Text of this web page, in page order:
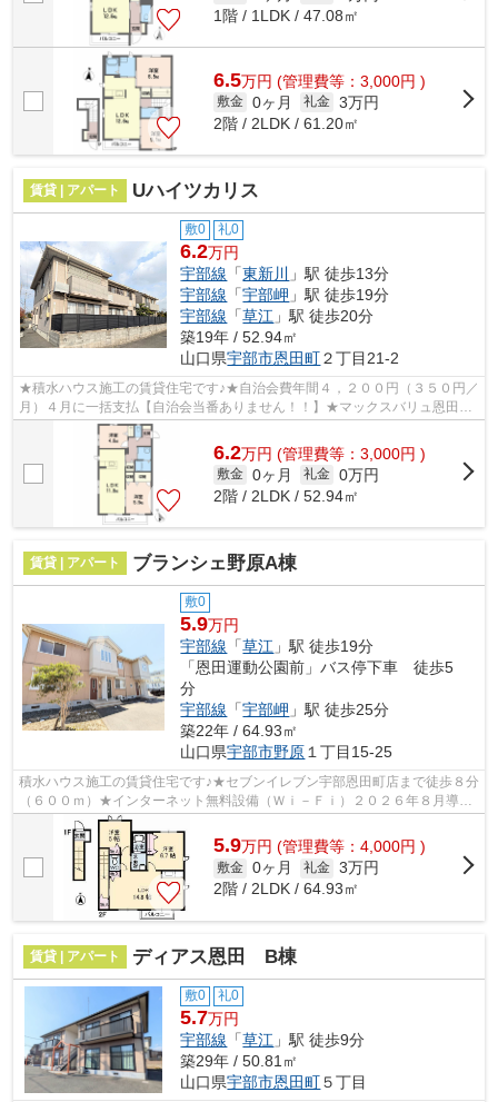
1階 / 1LDK / 47.08㎡
6.5万円 (管理費等：3,000円 )
敷金 0ヶ月 礼金 3万円
2階 / 2LDK / 61.20㎡
賃貸 | アパート Uハイツカリス
敷0 礼0
6.2万円
宇部線 「東新川
」駅 徒歩13分
宇部線 「宇部岬 」駅 徒歩19分
宇部線 「草江 」駅 徒歩20分
築19年 / 52.94㎡
山口県宇部市恩田町２丁目21-2
★積水ハウス施工の賃貸住宅です♪★自治会費年間４，２００円（３５０円／
月）４月に一括支払【自治会当番ありません！！】★マックスバリュ恩田店
まで徒歩７分（５６０ｍ）★山口宇部空港...
6.2万円 (管理費等：3,000円 )
敷金 0ヶ月 礼金 0万円
2階 / 2LDK / 52.94㎡
賃貸 | アパート ブランシェ野原A棟
敷0
5.9万円
宇部線 「草江 」駅 徒歩19分
「恩田運動公園前」バス停下車 徒歩5
分
宇部線 「宇部岬 」駅 徒歩25分
築22年 / 64.93㎡
山口県宇部市野原 １丁目15-25
積水ハウス施工の賃貸住宅です♪★セブンイレブン宇部恩田町店まで徒歩８分
（６００ｍ）★インターネット無料設備（Ｗｉ－Ｆｉ）２０２６年８月導入
予定★敷地内ゴミＢＯＸ有★エアコン★テ...
5.9万円 (管理費等：4,000円 )
敷金 0ヶ月 礼金 3万円
2階 / 2LDK / 64.93㎡
賃貸 | アパート ディアス恩田 B棟
敷0 礼0
5.7万円
宇部線 「草江 」駅 徒歩9分
築29年 / 50.81㎡
山口県宇部市恩田町５丁目